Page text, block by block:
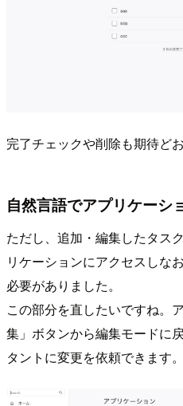
完了チェックや削除も期待ど
自然言語でアプリケーシ
ただし、追加・編集したタス
リケーションにアクセスしな
必要がありました。
この部分を直したいですね。
集」ボタンから編集モードに
タントに変更を依頼できます。